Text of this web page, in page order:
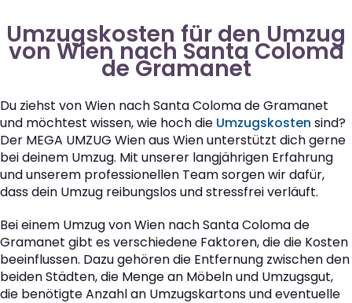
Umzugskosten für den Umzug
von Wien nach Santa Coloma
de Gramanet
Du ziehst von Wien nach Santa Coloma de Gramanet
und möchtest wissen, wie hoch die Umzugskosten sind?
Der MEGA UMZUG Wien aus Wien unterstützt dich gerne
bei deinem Umzug. Mit unserer langjährigen Erfahrung
und unserem professionellen Team sorgen wir dafür,
dass dein Umzug reibungslos und stressfrei verläuft.
Bei einem Umzug von Wien nach Santa Coloma de
Gramanet gibt es verschiedene Faktoren, die die Kosten
beeinflussen. Dazu gehören die Entfernung zwischen den
beiden Städten, die Menge an Möbeln und Umzugsgut,
die benötigte Anzahl an Umzugskartons und eventuelle